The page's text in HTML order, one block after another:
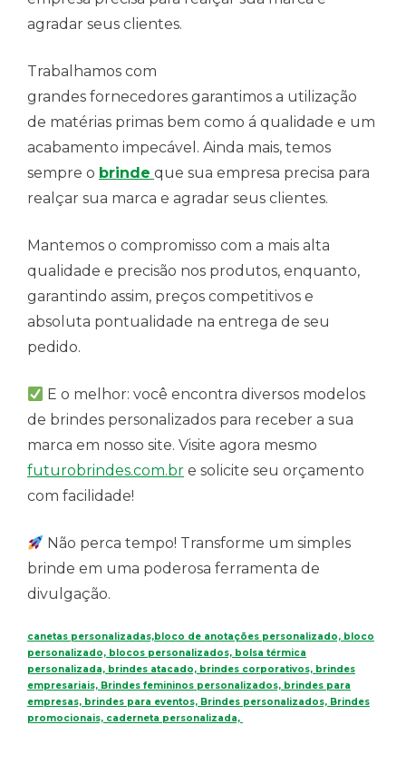
agradar seus clientes.
Trabalhamos com
grandes fornecedores garantimos a utilização
de matérias primas bem como á qualidade e um
acabamento impecável. Ainda mais, temos
sempre o brinde que sua empresa precisa para
realçar sua marca e agradar seus clientes.
Mantemos o compromisso com a mais alta
qualidade e precisão nos produtos, enquanto,
garantindo assim, preços competitivos e
absoluta pontualidade na entrega de seu
pedido.
E o melhor: você encontra diversos modelos
de brindes personalizados para receber a sua
marca em nosso site. Visite agora mesmo
futurobrindes.com.br e solicite seu orçamento
com facilidade!
Não perca tempo! Transforme um simples
brinde em uma poderosa ferramenta de
divulgação.
canetas personalizadas,bloco de anotações personalizado, bloco
personalizado, blocos personalizados, bolsa térmica
personalizada, brindes atacado, brindes corporativos, brindes
empresariais, Brindes femininos personalizados, brindes para
empresas, brindes para eventos, Brindes personalizados, Brindes
promocionais, caderneta personalizada,